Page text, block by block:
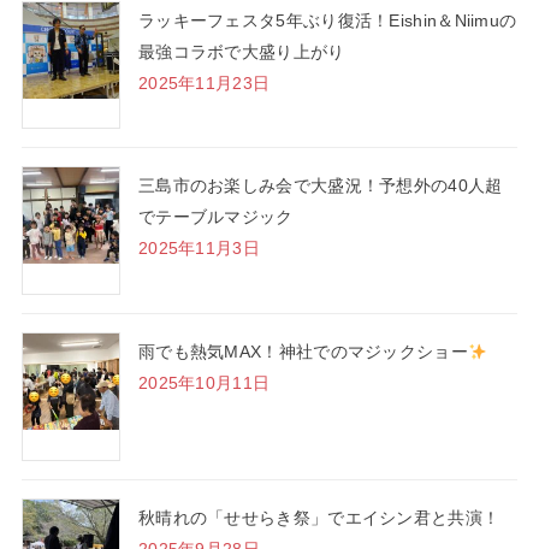
ラッキーフェスタ5年ぶり復活！Eishin＆Niimuの
最強コラボで大盛り上がり
2025年11月23日
三島市のお楽しみ会で大盛況！予想外の40人超
でテーブルマジック
2025年11月3日
雨でも熱気MAX！神社でのマジックショー
2025年10月11日
秋晴れの「せせらき祭」でエイシン君と共演！